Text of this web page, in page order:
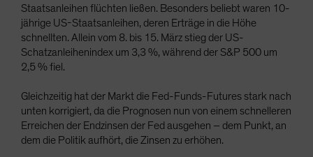
Staatsanleihen flüchten ließen. Besonders beliebt waren 10-
jährige US-Staatsanleihen, deren Erträge in die Höhe
schnellten. Allein vom 8. bis 15. März stieg der US-
Schatzanleihenindex um 3,3 %, während der S&P 500 um
2,5 % fiel.
Gleichzeitig hat der Markt die Fed-Funds-Futures stark nach
unten korrigiert, da die Prognosen nun von einem schnelleren
Erreichen der Endzinsen der Fed ausgehen – dem Punkt, an
dem die Politik aufhört, die Zinsen zu erhöhen.